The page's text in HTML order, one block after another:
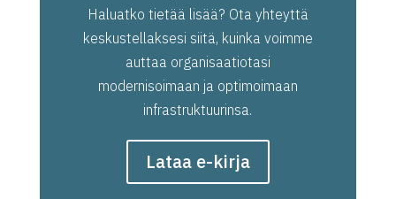
Haluatko tietää lisää? Ota yhteyttä
keskustellaksesi siitä, kuinka voimme
auttaa organisaatiotasi
modernisoimaan ja optimoimaan
infrastruktuurinsa.
Lataa e-kirja